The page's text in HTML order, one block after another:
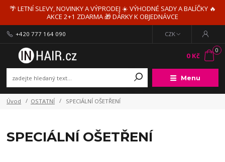
🌴 LETNÍ SLEVY, NOVINKY A VÝPRODEJ ☀️ VÝHODNÉ SADY A BALÍČKY 🔥
AKCE 2+1 ZDARMA 🎁 DÁRKY K OBJEDNÁVCE
Menu
CZK
+420 777 164 090
0
0 Kč
Úvod OSTATNÍ SPECIÁLNÍ OŠETŘENÍ
SPECIÁLNÍ OŠETŘENÍ